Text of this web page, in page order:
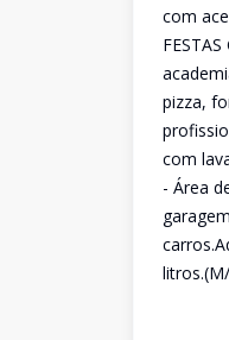
com
pizza,
com
- Área